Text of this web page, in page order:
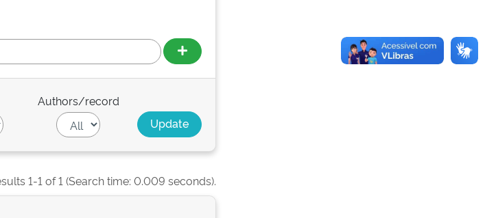
Authors/record
1-1 of 1 (Search time: 0.009 seconds).